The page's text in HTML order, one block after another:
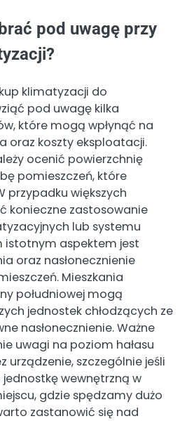
pod uwagę przy
klimatyzacji do
pod uwagę kilka
które mogą wpłynąć na
oraz koszty eksploatacji.
ocenić powierzchnię
pomieszczeń, które
przypadku większych
konieczne zastosowanie
lub systemu
istotnym aspektem jest
oraz nasłonecznienie
Mieszkania
południowej mogą
jednostek chłodzących ze
nasłonecznienie. Ważne
uwagi na poziom hałasu
urządzenie, szczególnie jeśli
wewnętrzną w
gdzie spędzamy dużo
zastanowić się nad